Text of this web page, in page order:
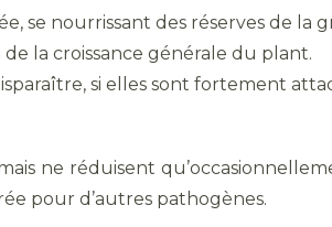
se nourrissant des réserves de
la croissance générale du plant.
si elles sont fortement
ne réduisent
pour d’autres pathogènes.